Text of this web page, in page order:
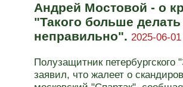
Андрей Мостовой - о
"Такого больше делать
неправильно". 2025-06-
Полузащитник
заявил, что жалеет о